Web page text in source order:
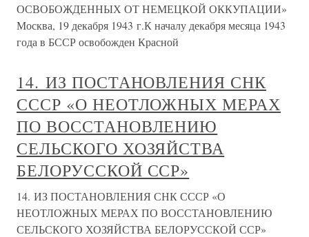
ОСВОБОЖДЕННЫХ ОТ НЕМЕЦКОЙ ОККУПАЦИИ»
Москва, 19 декабря 1943 г.К началу декабря месяца 1943
года в БССР освобожден Красной
14. ИЗ ПОСТАНОВЛЕНИЯ СНК
СССР «О НЕОТЛОЖНЫХ МЕРАХ
ПО ВОССТАНОВЛЕНИЮ
СЕЛЬСКОГО ХОЗЯЙСТВА
БЕЛОРУССКОЙ ССР»
14. ИЗ ПОСТАНОВЛЕНИЯ СНК СССР «О
НЕОТЛОЖНЫХ МЕРАХ ПО ВОССТАНОВЛЕНИЮ
СЕЛЬСКОГО ХОЗЯЙСТВА БЕЛОРУССКОЙ ССР»